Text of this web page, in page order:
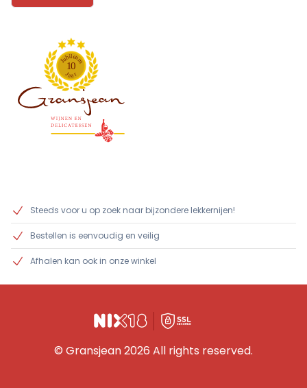
J
ubileum
10
Jaar
Steeds voor u op zoek naar bijzondere lekkernijen!
Bestellen is eenvoudig en veilig
Afhalen kan ook in onze winkel
© Gransjean 2026 All rights reserved.